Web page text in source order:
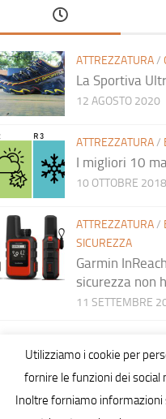
ATTREZZATURA/
La Sportiva
12 AGOSTO 2020
ATTREZZATURA/
I migliori 10
10 OTTOBRE 2018
ATTREZZATURA/
SICUREZZA
Garmin
sicurezza non
11 SETTEMBRE
Hiking in Sardinia ©
Utilizziamo i cookie per
fornire le funzioni dei social
Inoltre forniamo informazioni